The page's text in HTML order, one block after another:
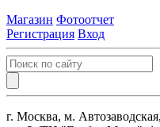
Магазин Фотоотчет
Регистрация Вход
г. Москва, м.